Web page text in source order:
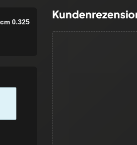
0.325